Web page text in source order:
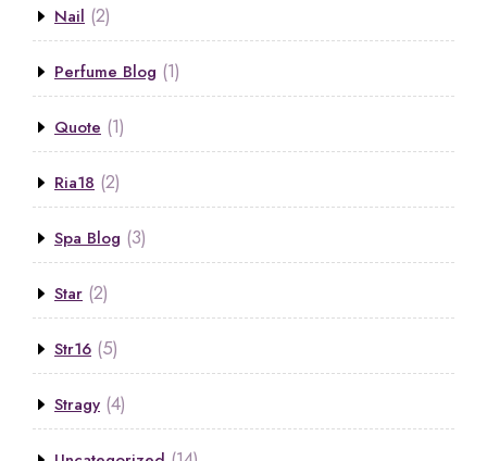
Nail (2)
Perfume Blog (1)
Quote (1)
Ria18 (2)
Spa Blog (3)
Star (2)
Str16 (5)
Stragy (4)